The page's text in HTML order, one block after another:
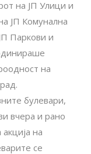
на ЈП Улици и
ЈП Комунална
Паркови и
на
булевари,
вчера и рано
на
се